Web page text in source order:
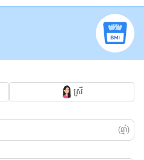
ស្រី
(ឆ្នាំ)